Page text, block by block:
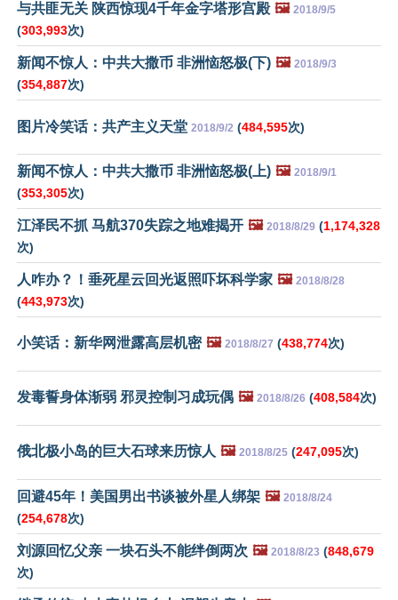
与共匪无关 陕西惊现4千年金字塔形宫殿 🖼️ 2018/9/5
(303,993次)
新闻不惊人：中共大撒币 非洲恼怒极(下) 🖼️ 2018/9/3
(354,887次)
图片冷笑话：共产主义天堂 2018/9/2 (484,595次)
新闻不惊人：中共大撒币 非洲恼怒极(上) 🖼️ 2018/9/1
(353,305次)
江泽民不抓 马航370失踪之地难揭开 🖼️ 2018/8/29 (1,174,328
次)
人咋办？！垂死星云回光返照吓坏科学家 🖼️ 2018/8/28
(443,973次)
小笑话：新华网泄露高层机密 🖼️ 2018/8/27 (438,774次)
发毒誓身体渐弱 邪灵控制习成玩偶 🖼️ 2018/8/26 (408,584次)
俄北极小岛的巨大石球来历惊人 🖼️ 2018/8/25 (247,095次)
回避45年！美国男出书谈被外星人绑架 🖼️ 2018/8/24
(254,678次)
刘源回忆父亲 一块石头不能绊倒两次 🖼️ 2018/8/23 (848,679
次)